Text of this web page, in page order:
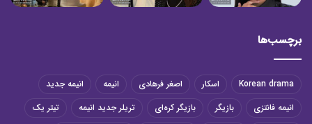
برچسب‌ها
Korean drama اسکار اصغر فرهادی انیمه
انیمه جدید
انیمه فانتزی
بازیگر بازیگر کره‌ای تریلر جدید انیمه
تیتر یک